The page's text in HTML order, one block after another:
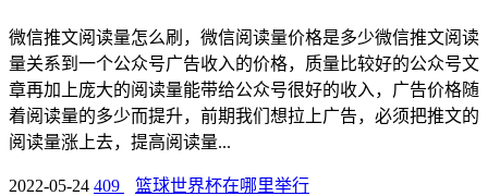
微信推文阅读量怎么刷，微信阅读量价格是多少微信推文阅读
量关系到一个公众号广告收入的价格，质量比较好的公众号文
章再加上庞大的阅读量能带给公众号很好的收入，广告价格随
着阅读量的多少而提升，前期我们想拉上广告，必须把推文的
阅读量涨上去，提高阅读量...
2022-05-24 409 篮球世界杯在哪里举行